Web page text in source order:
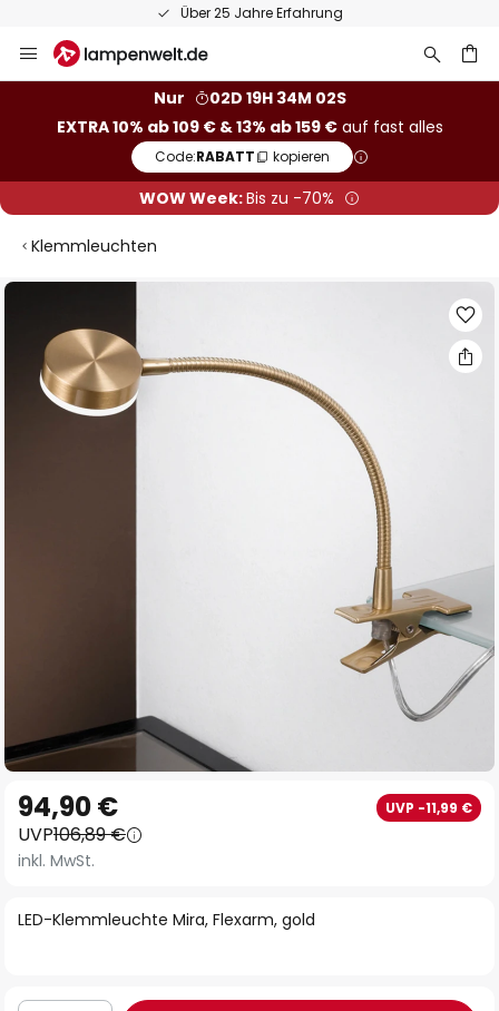
Über 25 Jahre Erfahrung
Inhalt
Nur
02D 19H 34M 01S
EXTRA 10% ab 109 € & 13% ab 159 €auf fast alles
Code:RABATT kopieren
WOW Week:Bis zu -70%
Klemmleuchten
Zum
Bildgalerie
springen
Anfang
der
Bildgalerie
LED-Klemmleuchte Mira, Flexarm, gold
94,90 € UVP -11,99 €
UVP106,89 €
inkl. MwSt.